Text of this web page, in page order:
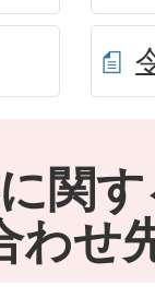
関
わせ